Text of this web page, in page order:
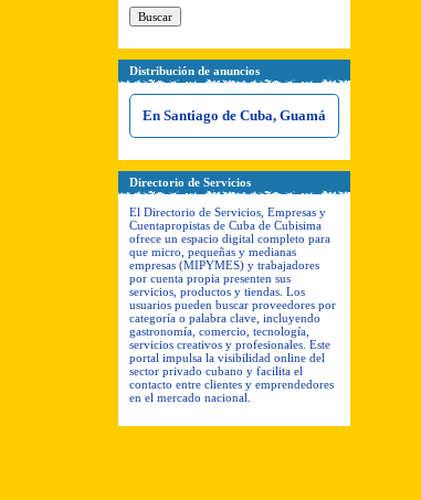
Distribución de anuncios
En Santiago de Cuba, Guamá
Directorio de Servicios
El Directorio de Servicios, Empresas y
Cuentapropistas de Cuba de Cubisima
ofrece un espacio digital completo para
que micro, pequeñas y medianas
empresas (MIPYMES) y trabajadores
por cuenta propia presenten sus
servicios, productos y tiendas. Los
usuarios pueden buscar proveedores por
categoría o palabra clave, incluyendo
gastronomía, comercio, tecnología,
servicios creativos y profesionales. Este
portal impulsa la visibilidad online del
sector privado cubano y facilita el
contacto entre clientes y emprendedores
en el mercado nacional.